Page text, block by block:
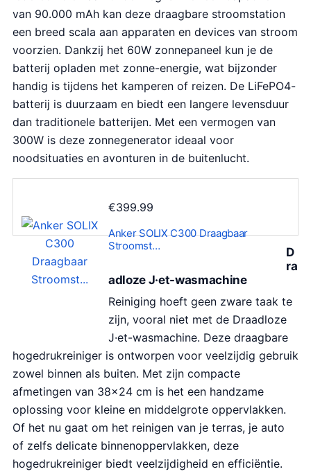
van 90.000 mAh kan deze draagbare stroomstation
een breed scala aan apparaten en devices van stroom
voorzien. Dankzij het 60W zonnepaneel kun je de
batterij opladen met zonne-energie, wat bijzonder
handig is tijdens het kamperen of reizen. De LiFePO4-
batterij is duurzaam en biedt een langere levensduur
dan traditionele batterijen. Met een vermogen van
300W is deze zonnegenerator ideaal voor
noodsituaties en avonturen in de buitenlucht.
€399.99
Anker SOLIX C300 Draagbaar
Stroomst…
D
ra
adloze J·et-wasmachine
Reiniging hoeft geen zware taak te
zijn, vooral niet met de Draadloze
J·et-wasmachine. Deze draagbare
hogedrukreiniger is ontworpen voor veelzijdig gebruik
zowel binnen als buiten. Met zijn compacte
afmetingen van 38×24 cm is het een handzame
oplossing voor kleine en middelgrote oppervlakken.
Of het nu gaat om het reinigen van je terras, je auto
of zelfs delicate binnenoppervlakken, deze
hogedrukreiniger biedt veelzijdigheid en efficiëntie.